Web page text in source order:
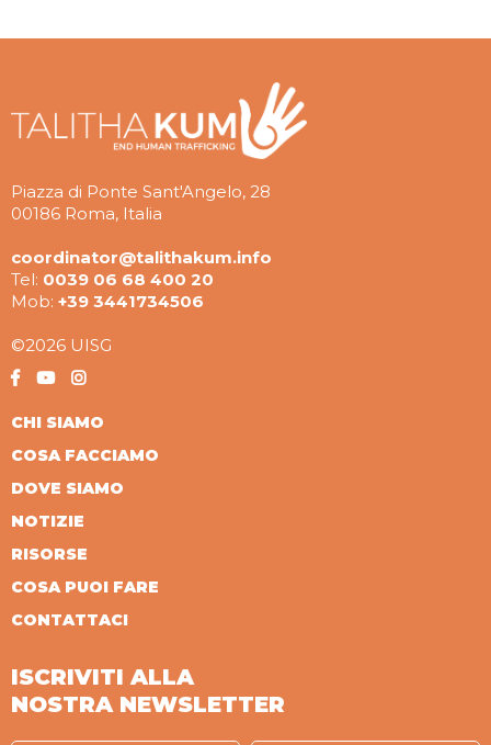
Piazza di Ponte Sant'Angelo, 28
00186 Roma, Italia
coordinator@talithakum.info
Tel: 0039 06 68 400 20
Mob: +39 3441734506
©2026 UISG
CHI SIAMO
COSA FACCIAMO
DOVE SIAMO
NOTIZIE
RISORSE
COSA PUOI FARE
CONTATTACI
ISCRIVITI ALLA
NOSTRA NEWSLETTER